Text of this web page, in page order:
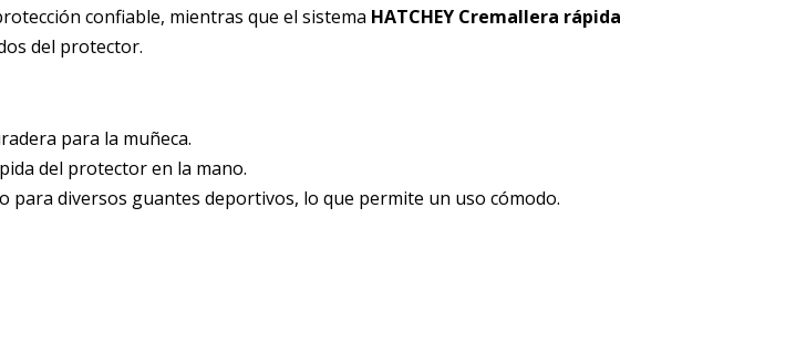
confiable, mientras que el sistema HATCHEY Cremallera rápida
del protector.
para la muñeca.
del protector en la mano.
para diversos guantes deportivos, lo que permite un uso cómodo.